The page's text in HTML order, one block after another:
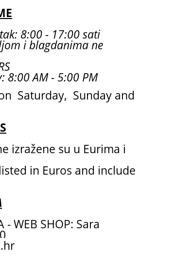
8:00 - 17:00 sati
i blagdanima ne
8:00 AM - 5:00 PM
Saturday, Sunday and
izražene su u Eurima i
in Euros and include
- WEB SHOP: Sara